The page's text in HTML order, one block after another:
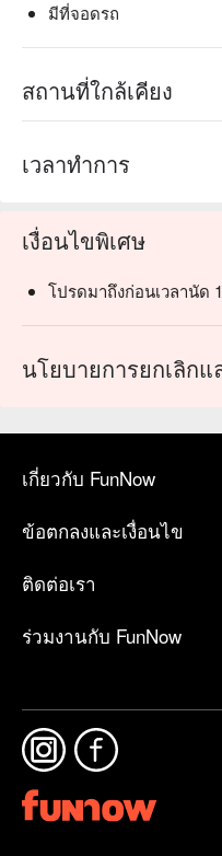
มีที่จอดรถ
สถานที่ใกล้เคียง
เวลาทำการ
เงื่อนไขพิเศษ
โปรดมาถึงก่อนเวลานัด
นโยบายการยกเลิก
เกี่ยวกับ FunNow
ข้อตกลงและเงื่อนไข
ติดต่อเรา
ร่วมงานกับ FunNow